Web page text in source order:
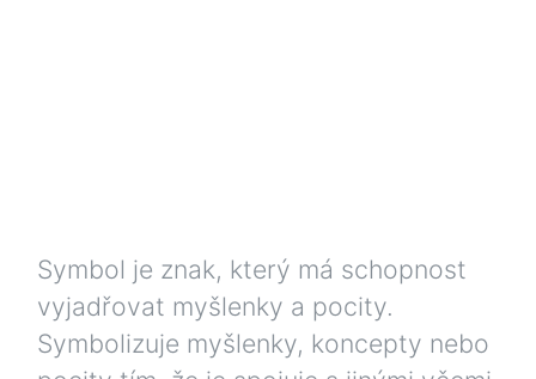
Symbol je znak, který má schopnost
vyjadřovat myšlenky a pocity.
Symbolizuje myšlenky, koncepty nebo